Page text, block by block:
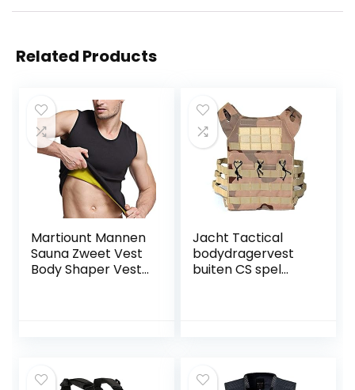
Related Products
Martiount Mannen
Sauna Zweet Vest
Body Shaper Vest
gewichtsverlies
Jacht Tactical
bodydragervest
buiten CS spel